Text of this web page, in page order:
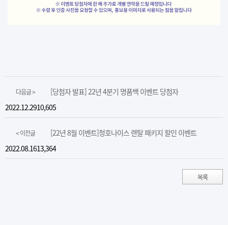
다음글 >
[당첨자 발표] 22년 4분기 명품백 이벤트 당첨자
2022.12.2910,605
< 이전글
[22년 8월 이벤트]청호나이스 렌탈 패키지 할인 이벤트
2022.08.1613,364
목록